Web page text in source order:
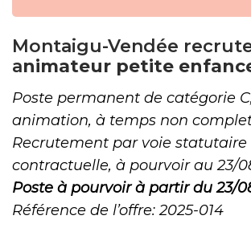
Montaigu-Vendée recrute
animateur petite
Poste permanent de catégorie
animation, à temps non
Recrutement par voie statutaire
contractuelle, à pourvoir au 23/
Poste à pourvoir à partir du 23/
Référence de l’offre: 2025-014